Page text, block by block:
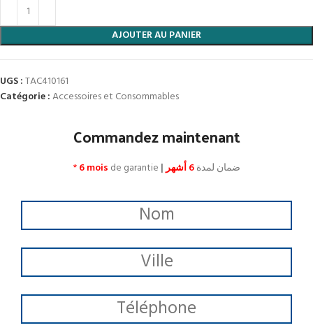
AJOUTER AU PANIER
UGS :TAC410161
Catégorie :Accessoires et Consommables
Commandez maintenant
*6 mois de garantie | ضمان لمدة6 أشهر